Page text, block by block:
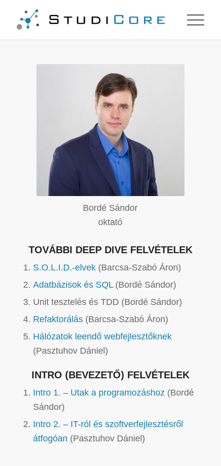
Bordé Sándor
oktató
TOVÁBBI DEEP DIVE FELVÉTELEK
S.O.L.I.D.-elvek(Barcsa-Szabó Áron)
Adatbázisok és SQL(Bordé Sándor)
Unit tesztelés és TDD (Bordé Sándor)
Refaktorálás(Barcsa-Szabó Áron)
Hálózatok leendő webfejlesztőknek
(Pasztuhov Dániel)
INTRO (BEVEZETŐ) FELVÉTELEK
Intro 1. – Utak a programozáshoz(Bordé
Sándor)
Intro 2. – IT-ról és szoftverfejlesztésről
átfogóan (Pasztuhov Dániel)